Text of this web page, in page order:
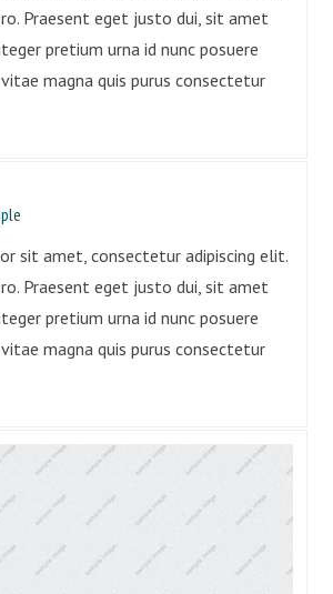
Praesent eget justo dui, sit amet
pretium urna id nunc posuere
magna quis purus consectetur
sit amet, consectetur adipiscing elit.
Praesent eget justo dui, sit amet
pretium urna id nunc posuere
magna quis purus consectetur